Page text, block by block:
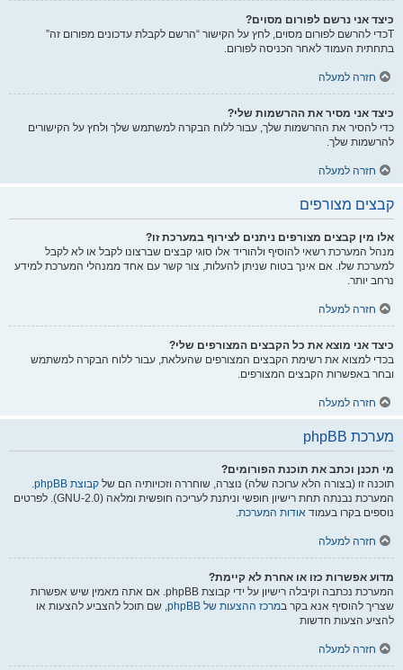
כיצד אני נרשם לפורום מסוים?
Tכדי להרשם לפורום מסוים, לחץ על הקישור “הרשם לקבלת עדכונים מפורום זה”
בתחתית העמוד לאחר הכניסה לפורום.
חזרה למעלה
כיצד אני מסיר את ההרשמות שלי?
כדי להסיר את ההרשמות שלך, עבור ללוח הבקרה למשתמש שלך ולחץ על הקישורים
להרשמות שלך.
חזרה למעלה
קבצים מצורפים
אלו מין קבצים מצורפים ניתנים לצירוף במערכת זו?
מנהל המערכת רשאי להוסיף ולהוריד אלו סוגי קבצים שברצונו לקבל או לא לקבל
למערכת שלו. אם אינך בטוח שניתן להעלות, צור קשר עם אחד ממנהלי המערכת למידע
נרחב יותר.
חזרה למעלה
כיצד אני מוצא את כל הקבצים המצורפים שלי?
בכדי למצוא את רשימת הקבצים המצורפים שהעלאת, עבור ללוח הבקרה למשתמש
ובחר באפשרות הקבצים המצורפים.
חזרה למעלה
מערכת phpBB
מי תכנן וכתב את תוכנת הפורומים?
תוכנה זו (בצורה הלא ערוכה שלה) נוצרה, שוחררה וזכויותיה הם של קבוצת phpBB
.
המערכת נבנתה תחת רישיון חופשי וניתנת לעריכה חופשית ומלאה (GNU-2.0). לפרטים
נוספים בקרו בעמוד אודות המערכת.
חזרה למעלה
מדוע אפשרות כזו או אחרת לא קיימת?
המערכת נכתבה וקיבלה רישיון על ידי קבוצת phpBB. אם אתה מאמין שיש אפשרות
שצריך להוסיף אנא בקר במרכז ההצעות של phpBB
, שם תוכל להצביע להצעות או
להציע הצעות חדשות
חזרה למעלה